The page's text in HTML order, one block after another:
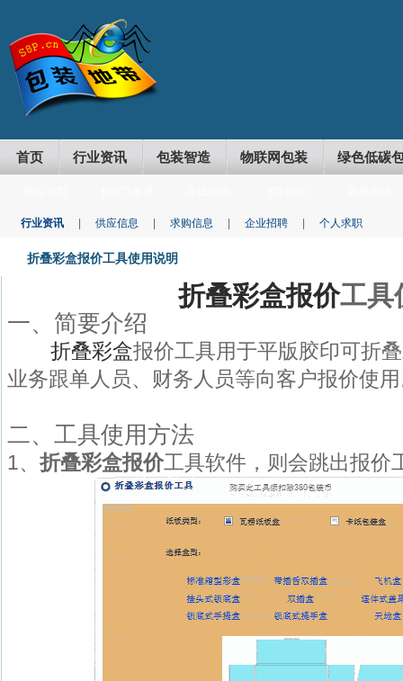
首页 行业资讯 包装智造 物联网包装 绿色低碳
行业资讯 供应信息 求购信息 企业招聘 个人求职
折叠彩盒报价工具使用说明
折叠彩盒报价工具
一、简要介绍
折叠彩盒报价工具用于平版胶印可折
业务跟单人员、财务人员等向客户报价使
二、工具使用方法
1、 折叠彩盒报价工具软件，则会跳出报价